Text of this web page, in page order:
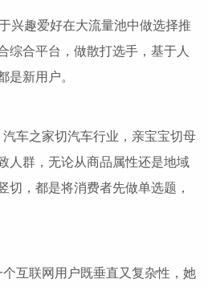
兴趣爱好在大流量池中做选择推
综合平台，做散打选手，基于人
是新用户。
车之家切汽车行业，亲宝宝切母
人群，无论从商品属性还是地域
切，都是将消费者先做单选题，
互联网用户既垂直又复杂性，她